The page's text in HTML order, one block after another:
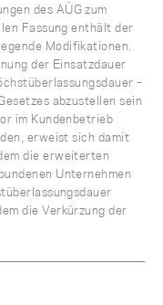
des AÜG zum
Fassung enthält der
Modifikationen.
der Einsatzdauer
–
abzustellen sein
im Kundenbetrieb
erweist sich damit
die erweiterten
Unternehmen
die Verkürzung der